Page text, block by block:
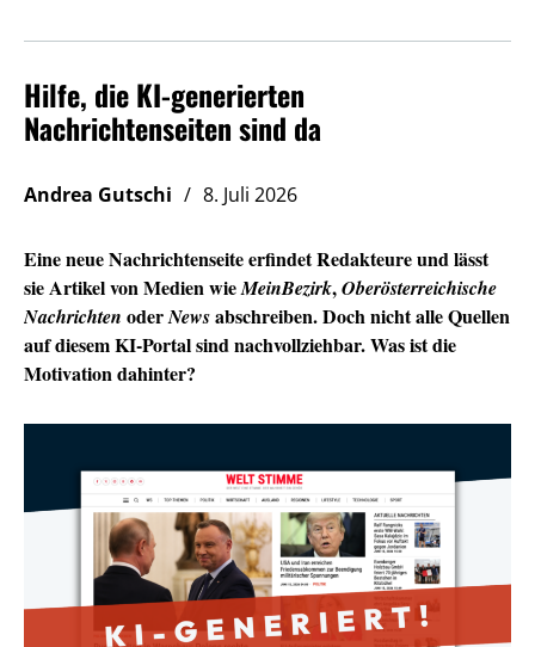
Hilfe, die KI-generierten
Nachrichtenseiten sind da
Andrea Gutschi 8. Juli 2026
Eine neue Nachrichtenseite erfindet Redakteure und lässt
sie Artikel von Medien wieMeinBezirk,Oberösterreichische
Nachrichten oderNewsabschreiben. Doch nicht alle Quellen
auf diesem KI-Portal sind nachvollziehbar. Was ist die
Motivation dahinter?